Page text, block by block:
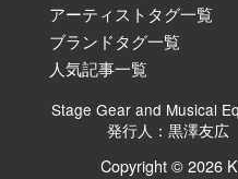
アーティストタグ一覧
ブランドタグ一覧
人気記事一覧
Stage Gear and Musical
発行人：黒澤友
Copyright © 2026